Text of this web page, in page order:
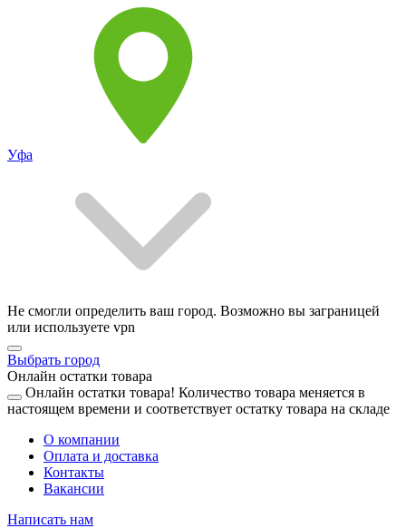
Уфа
Не смогли определить ваш город. Возможно вы заграницей
или используете vpn
Выбрать город
Онлайн остатки товара
Онлайн остатки товара! Количество товара меняется в
настоящем времени и соответствует остатку товара на складе
О компании
Оплата и доставка
Контакты
Вакансии
Написать нам